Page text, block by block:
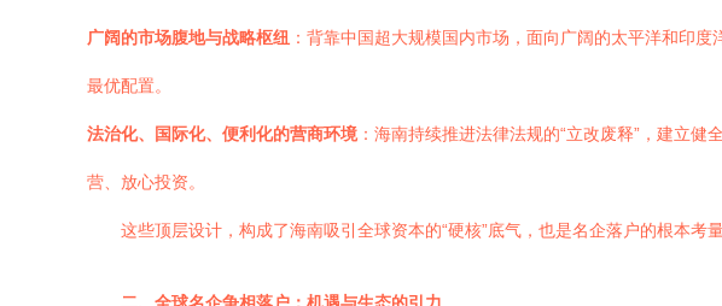
广阔的市场腹地与战略枢纽 ：背靠中国超大规模国内市场，面向广阔的太平洋和印
最优配置。
法治化、国际化、便利化的营商环境 ：海南持续推进法律法规的“立改废释”，建立
营、放心投资。
这些顶层设计，构成了海南吸引全球资本的“硬核”底气，也是名企落户的根本考量